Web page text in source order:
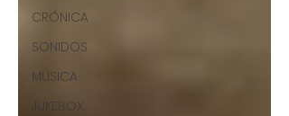
CRÓNICA
SONIDOS
MÚSICA
JUKEBOX